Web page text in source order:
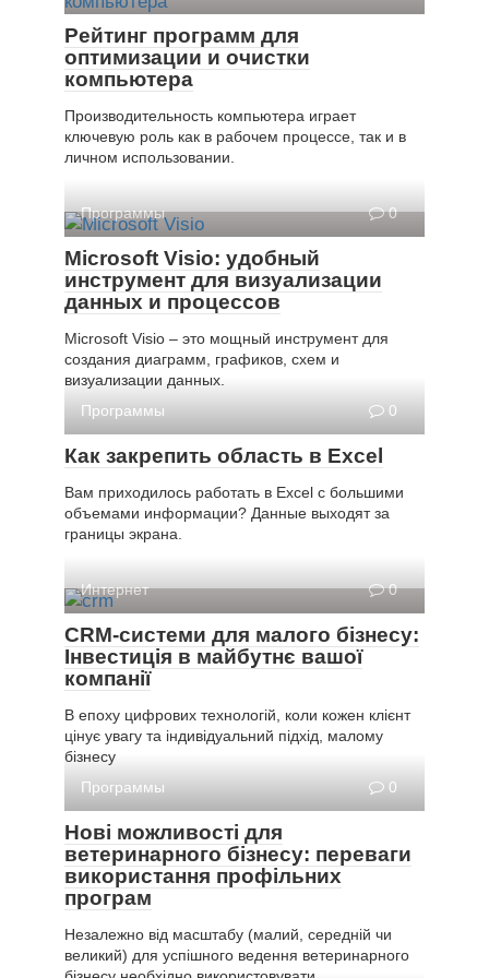
Рейтинг программ для
оптимизации и очистки
компьютера
Производительность компьютера играет
ключевую роль как в рабочем процессе, так и в
личном использовании.
Программы 0
Microsoft Visio: удобный
инструмент для визуализации
данных и процессов
Microsoft Visio – это мощный инструмент для
создания диаграмм, графиков, схем и
визуализации данных.
Программы
0
Как закрепить область в Excel
Вам приходилось работать в Excel с большими
объемами информации? Данные выходят за
границы экрана.
Интернет 0
CRM-системи для малого бізнесу:
Інвестиція в майбутнє вашої
компанії
В епоху цифрових технологій, коли кожен клієнт
цінує увагу та індивідуальний підхід, малому
бізнесу
Программы
0
Нові можливості для
ветеринарного бізнесу: переваги
використання профільних
програм
Незалежно від масштабу (малий, середній чи
великий) для успішного ведення ветеринарного